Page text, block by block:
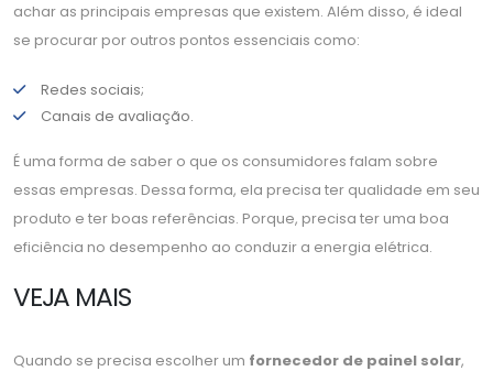
achar as principais empresas que existem. Além disso, é ideal
se procurar por outros pontos essenciais como:
Redes sociais;
Canais de avaliação.
É uma forma de saber o que os consumidores falam sobre
essas empresas. Dessa forma, ela precisa ter qualidade em seu
produto e ter boas referências. Porque, precisa ter uma boa
eficiência no desempenho ao conduzir a energia elétrica.
VEJA MAIS
Quando se precisa escolher um fornecedor de painel solar,